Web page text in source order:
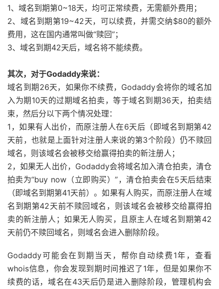
1、域名到期第0~18天，均可正常续费，无需额外费用；
2、域名到期第19~42天，可以续费，并需交纳$80的额外
费用，这在国内通常叫做“赎回”；
3、域名到期42天后，域名将不能续费。
其次，对于Godaddy来说：
域名到期26天，如果你不续费，Godaddy会将你的域名加
入为期10天的过期域名拍卖，等于域名到期36天，拍卖结
束，然后分以下两个情况处理：
1，如果有人出价，而原注册人在6天后（即域名到期第42
天前，也就是上面针对注册人来说的第3个阶段）仍不赎回
域名，则该域名会被移交给赢得拍卖的新注册人；
2，如果无人出价，Godaddy会将域名加入清仓拍卖，清仓
拍卖为“buy now（立即购买）”，清仓拍卖会在5天后结束
（即域名到期第41天前）。如果有人购买，而原注册人在域
名到期第42天前不赎回域名，则该域名会被移交给赢得拍
卖的新注册人；如果无人购买，且原主人在域名到期第42
天前仍不赎回域名，则域名会进入删除阶段。
Godaddy可能会在到期当天，帮你自动续费1年，查看
whois信息，你会发现到期时间推迟了1年，但是如果你不
续费的话，域名在43天后仍是进入删除阶段，管理机构会